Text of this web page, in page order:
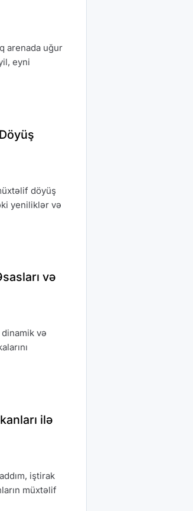
arenada uğur
eyni
döyüş
yeniliklər və
və
və
ilə
iştirak
müxtəlif